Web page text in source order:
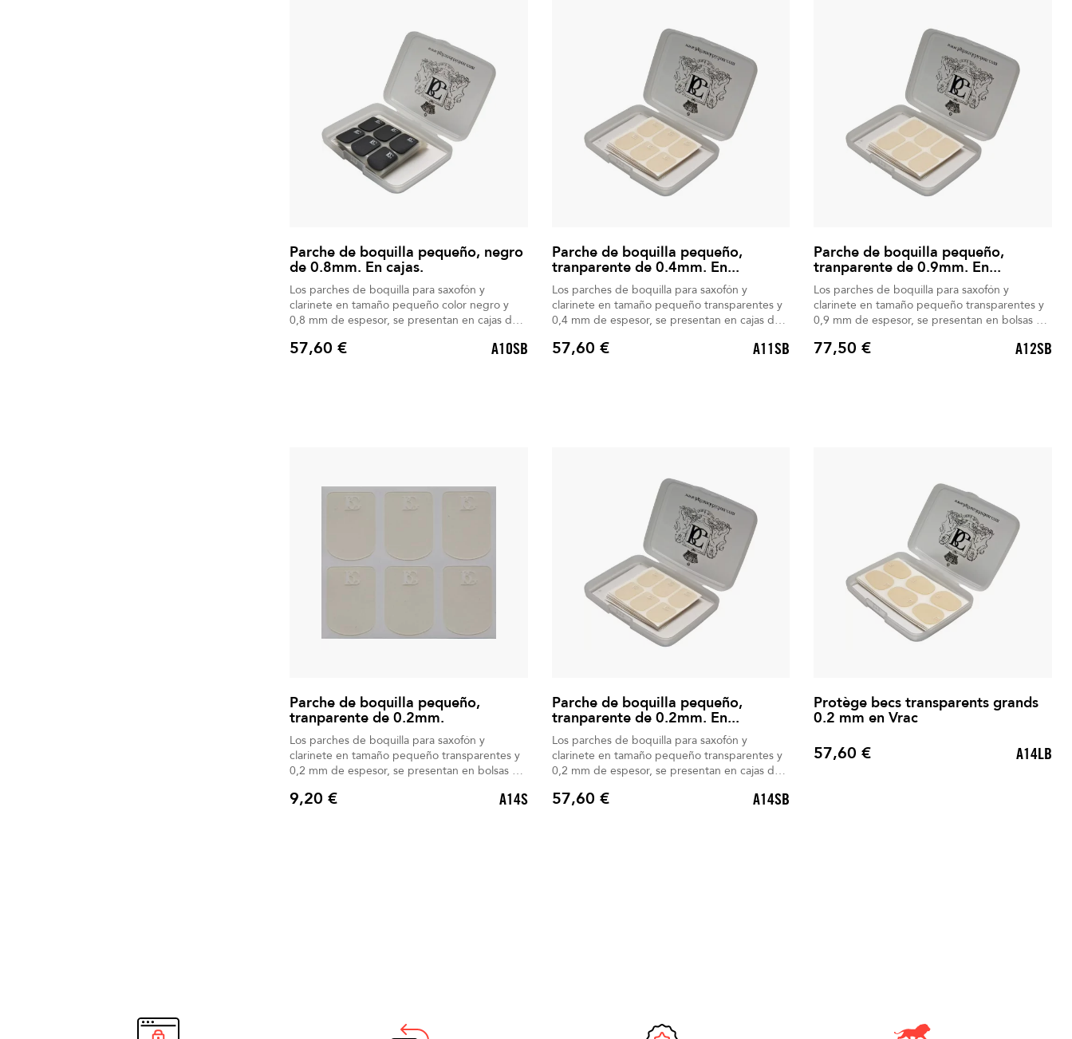
Parche de boquilla pequeño, negro
de 0.8mm. En cajas.
Los parches de boquilla para saxofón y
clarinete en tamaño pequeño color negro y
0,8 mm de espesor, se presentan en cajas de
Precio
57,60 € A10SB
Parche de boquilla pequeño,
tranparente de 0.4mm. En...
Los parches de boquilla para saxofón y
clarinete en tamaño pequeño transparentes y
0,4 mm de espesor, se presentan en cajas de
Precio
57,60 € A11SB
Parche de boquilla pequeño,
tranparente de 0.9mm. En...
Los parches de boquilla para saxofón y
clarinete en tamaño pequeño transparentes y
0,9 mm de espesor, se presentan en bolsas de
Precio
77,50 € A12SB
Parche de boquilla pequeño,
tranparente de 0.2mm.
Los parches de boquilla para saxofón y
clarinete en tamaño pequeño transparentes y
0,2 mm de espesor, se presentan en bolsas de
Precio
9,20 € A14S
Parche de boquilla pequeño,
tranparente de 0.2mm. En...
Los parches de boquilla para saxofón y
clarinete en tamaño pequeño transparentes y
0,2 mm de espesor, se presentan en cajas de
Precio
57,60 € A14SB
Protège becs transparents grands
0.2 mm en Vrac
Precio
57,60 € A14LB